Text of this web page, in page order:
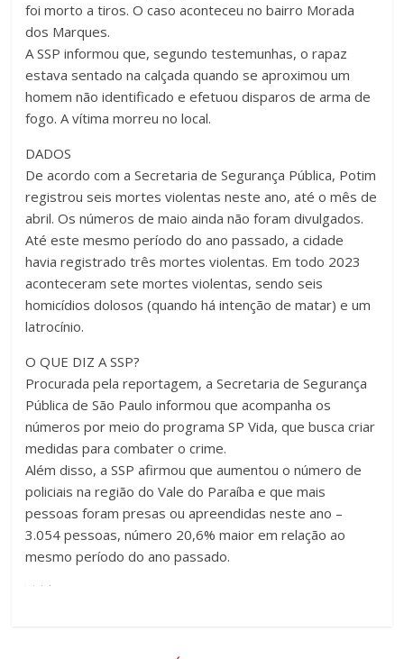
foi morto a tiros. O caso aconteceu no bairro Morada
dos Marques.
A SSP informou que, segundo testemunhas, o rapaz
estava sentado na calçada quando se aproximou um
homem não identificado e efetuou disparos de arma de
fogo. A vítima morreu no local.
DADOS
De acordo com a Secretaria de Segurança Pública, Potim
registrou seis mortes violentas neste ano, até o mês de
abril. Os números de maio ainda não foram divulgados.
Até este mesmo período do ano passado, a cidade
havia registrado três mortes violentas. Em todo 2023
aconteceram sete mortes violentas, sendo seis
homicídios dolosos (quando há intenção de matar) e um
latrocínio.
O QUE DIZ A SSP?
Procurada pela reportagem, a Secretaria de Segurança
Pública de São Paulo informou que acompanha os
números por meio do programa SP Vida, que busca criar
medidas para combater o crime.
Além disso, a SSP afirmou que aumentou o número de
policiais na região do Vale do Paraíba e que mais
pessoas foram presas ou apreendidas neste ano –
3.054 pessoas, número 20,6% maior em relação ao
mesmo período do ano passado.